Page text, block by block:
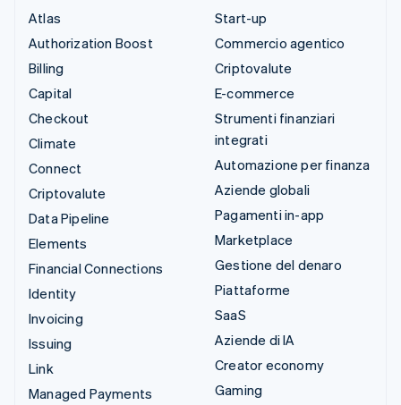
Atlas
Authorization Boost
Billing
Capital
Checkout
Climate
Connect
Criptovalute
Data Pipeline
Elements
Financial Connections
Identity
Invoicing
Issuing
Link
Managed Payments
Start-up
Commercio agentico
Criptovalute
E-commerce
Strumenti finanziari
integrati
Automazione per finanza
Aziende globali
Pagamenti in-app
Marketplace
Gestione del denaro
Piattaforme
SaaS
Aziende di IA
Creator economy
Gaming